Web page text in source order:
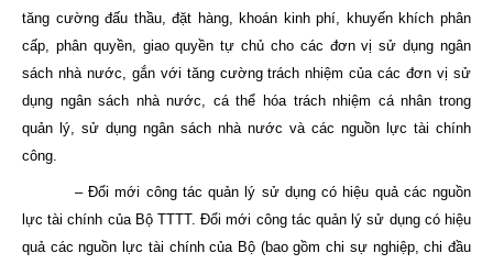
tăng cường đấu thầu, đặt hàng, khoán kinh phí, khuyến khích phân
cấp, phân quyền, giao quyền tự chủ cho các đơn vị sử dụng ngân
sách nhà nước, gắn với tăng cường trách nhiệm của các đơn vị sử
dụng ngân sách nhà nước, cá thể hóa trách nhiệm cá nhân trong
quản lý, sử dụng ngân sách nhà nước và các nguồn lực tài chính
công.
– Đổi mới công tác quản lý sử dụng có hiệu quả các nguồn
lực tài chính của Bộ TTTT. Đổi mới công tác quản lý sử dụng có hiệu
quả các nguồn lực tài chính của Bộ (bao gồm chi sự nghiệp, chi đầu